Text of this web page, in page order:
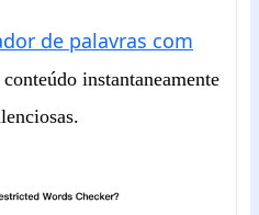
de palavras com
instantaneamente